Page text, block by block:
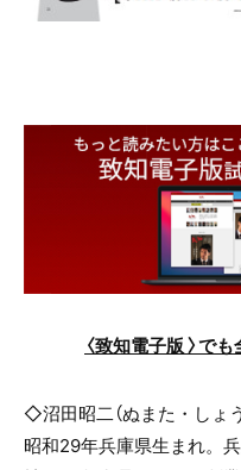
〈致知電子版 〉で
◇沼田昭二（ぬまた・しょ
昭和29年兵庫県生まれ。